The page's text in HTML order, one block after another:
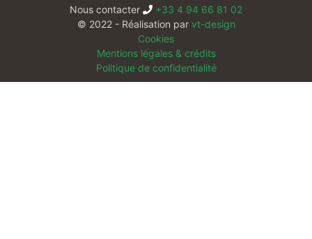
Nous contacter
+33 4 94 66 81 02
© 2022 - Réalisation par vt-design
Cookies
Mentions légales & crédits
Politique de confidentialité